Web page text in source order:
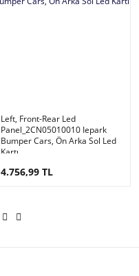
Left, Front-Rear Led
Panel_2CN05010010 Iepark
Bumper Cars, Ön Arka Sol Led
Kartı
4.756,99 TL